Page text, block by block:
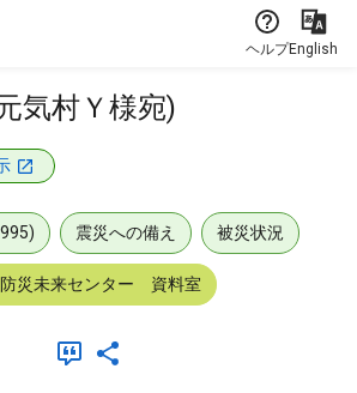
ヘルプEnglish
気村Ｙ様宛)
震災への備え 被災状況
防災未来センター 資料室